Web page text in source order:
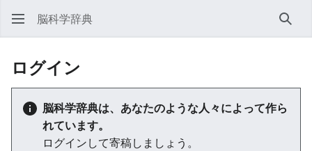
脳科学辞典 検索
ログイン
脳科学辞典は、あなたのような人々によって作ら
れています。
ログインして寄稿しましょう。